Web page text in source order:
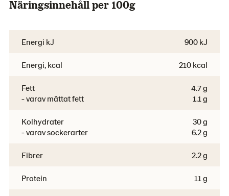
Näringsinnehåll per 100g
Energi kJ 900 kJ
Energi, kcal 210 kcal
Fett
- varav mättat fett
4.7 g
1.1 g
Kolhydrater
- varav sockerarter
30 g
6.2 g
Fibrer 2.2 g
Protein 11 g